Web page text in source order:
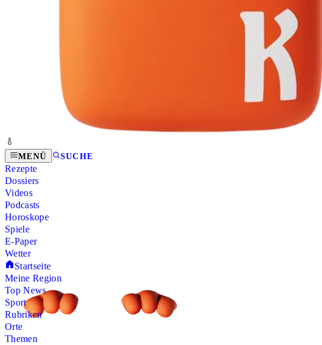
MENÜ SUCHE
Rezepte
Dossiers
Videos
Podcasts
Horoskope
Spiele
E-Paper
Wetter
Startseite
Meine Region
Top News
Sport
Rubriken
Orte
Themen